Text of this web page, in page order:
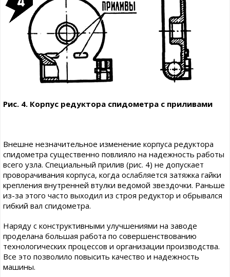
Рис. 4. Корпус редуктора спидометра с приливами
Внешне незначительное изменение корпуса редуктора
спидометра существенно повлияло на надежность работы
всего узла. Специальный прилив (рис. 4) не допускает
проворачивания корпуса, когда ослабляется затяжка гайки
крепления внутренней втулки ведомой звездочки. Раньше
из-за этого часто выходил из строя редуктор и обрывался
гибкий вал спидометра.
Наряду с конструктивными улучшениями на заводе
проделана большая работа по совершенствованию
технологических процессов и организации производства.
Все это позволило повысить качество и надежность
машины.